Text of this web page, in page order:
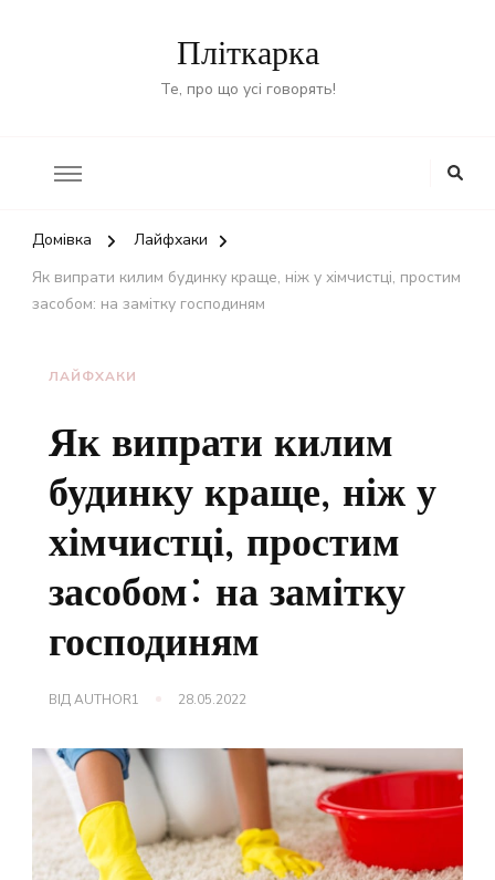
Пліткарка
Те, про що усі говорять!
Домівка
Лайфхаки
Як випрати килим будинку краще, ніж у хімчистці, простим
засобом: на замітку господиням
ЛАЙФХАКИ
Як випрати килим
будинку краще, ніж у
хімчистці, простим
засобом: на замітку
господиням
ВІДAUTHOR1 28.05.2022